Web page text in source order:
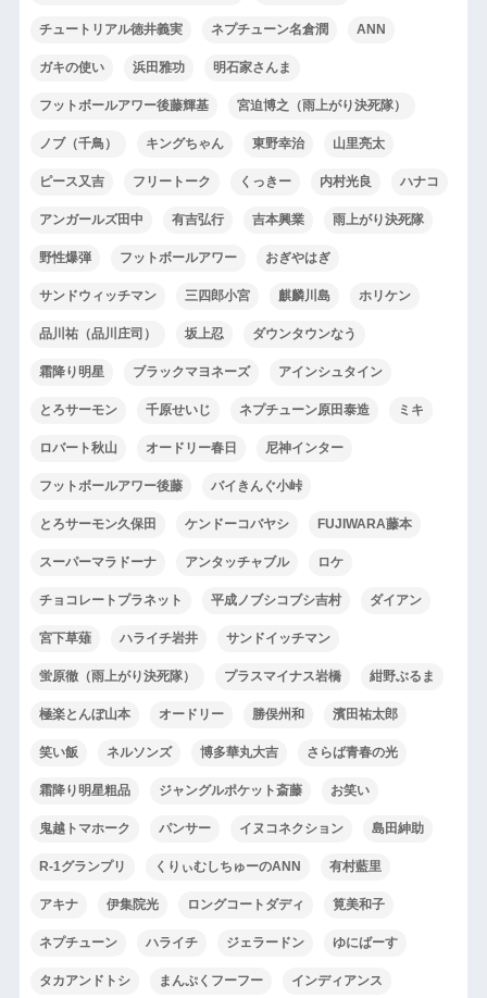
チュートリアル徳井義実 ネプチューン名倉潤 ANN
ガキの使い 浜田雅功 明石家さんま
フットボールアワー後藤輝基 宮迫博之（雨上がり決死隊）
ノブ（千鳥） キングちゃん 東野幸治 山里亮太
ピース又吉 フリートーク くっきー 内村光良 ハナコ
アンガールズ田中 有吉弘行 吉本興業 雨上がり決死隊
野性爆弾 フットボールアワー おぎやはぎ
サンドウィッチマン 三四郎小宮 麒麟川島 ホリケン
品川祐（品川庄司） 坂上忍 ダウンタウンなう
霜降り明星 ブラックマヨネーズ アインシュタイン
とろサーモン 千原せいじ ネプチューン原田泰造 ミキ
ロバート秋山 オードリー春日 尼神インター
フットボールアワー後藤 バイきんぐ小峠
とろサーモン久保田 ケンドーコバヤシ FUJIWARA藤本
スーパーマラドーナ アンタッチャブル ロケ
チョコレートプラネット 平成ノブシコブシ吉村 ダイアン
宮下草薙 ハライチ岩井 サンドイッチマン
蛍原徹（雨上がり決死隊） プラスマイナス岩橋 紺野ぶるま
極楽とんぼ山本 オードリー 勝俣州和 濱田祐太郎
笑い飯 ネルソンズ 博多華丸大吉 さらば青春の光
霜降り明星粗品 ジャングルポケット斎藤 お笑い
鬼越トマホーク パンサー イヌコネクション 島田紳助
R-1グランプリ くりぃむしちゅーのANN 有村藍里
アキナ 伊集院光 ロングコートダディ 筧美和子
ネプチューン ハライチ ジェラードン ゆにばーす
タカアンドトシ まんぷくフーフー インディアンス